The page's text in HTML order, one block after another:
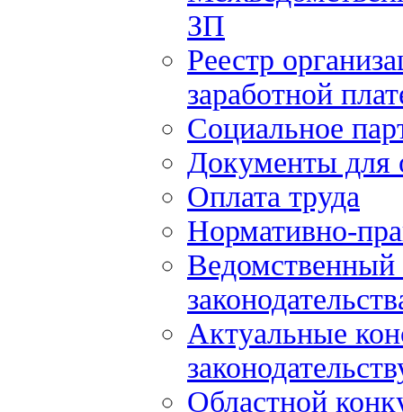
ЗП
Реестр
заработной
Социальное
Документы для
Оплата труда
Нормативно-
Ведомственный
Актуальные
Областной